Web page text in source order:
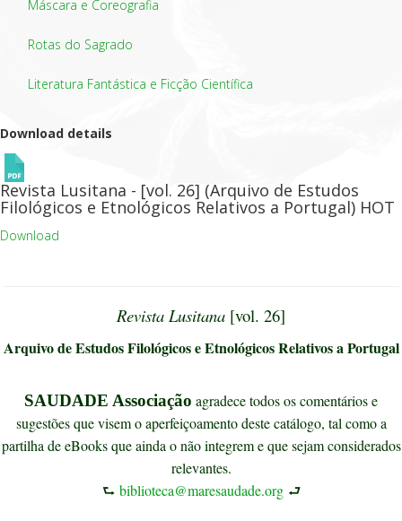
Máscara e Coreografia
Rotas do Sagrado
Literatura Fantástica e Ficção Científica
Download details
Revista Lusitana - [vol. 26] (Arquivo de Estudos
Filológicos e Etnológicos Relativos a Portugal) HOT
Download
Revista Lusitana [vol. 26]
Arquivo de Estudos Filológicos e Etnológicos Relativos a Portugal
SAUDADE Associação agradece todos os comentários e
sugestões que visem o aperfeiçoamento deste catálogo, tal como a
partilha de eBooks que ainda o não integrem e que sejam considerados
relevantes.
⮑ biblioteca@maresaudade.org⮐